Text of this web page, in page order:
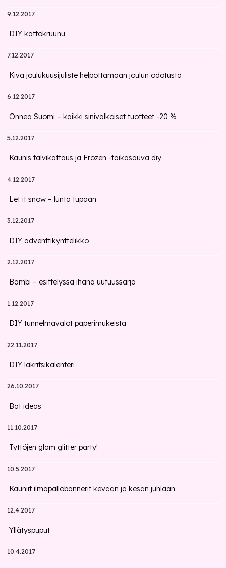
9.12.2017
DIY kattokruunu
7.12.2017
Kiva joulukuusijuliste helpottamaan joulun odotusta
6.12.2017
Onnea Suomi – kaikki sinivalkoiset tuotteet -20 %
5.12.2017
Kaunis talvikattaus ja Frozen -taikasauva diy
4.12.2017
Let it snow – lunta tupaan
3.12.2017
DIY adventtikynttelikkö
2.12.2017
Bambi – esittelyssä ihana uutuussarja
1.12.2017
DIY tunnelmavalot paperimukeista
22.11.2017
DIY lakritsikalenteri
26.10.2017
Bat ideas
11.10.2017
Tyttöjen glam glitter party!
10.5.2017
Kauniit ilmapallobannerit kevään ja kesän juhlaan
12.4.2017
Yllätyspuput
10.4.2017